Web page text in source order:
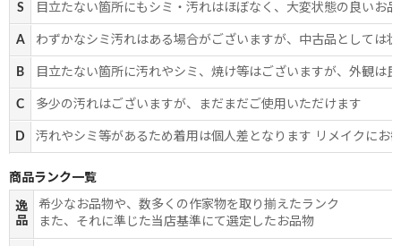
S 目立たない箇所にもシミ・汚れはほぼなく、大変状態の良いお
A わずかなシミ汚れはある場合がございますが、中古品としては
B 目立たない箇所に汚れやシミ、焼け等はございますが、外観は
C 多少の汚れはございますが、まだまだご使用いただけます
D 汚れやシミ等があるため着用は個人差となります リメイクにお
商品ランク一覧
逸
品
希少なお品物や、数多くの作家物を取り揃えたランク
また、それに準じた当店基準にて選定したお品物